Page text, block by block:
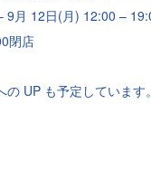
– 9月 12日(月)
閉店
の UP も予定しています。